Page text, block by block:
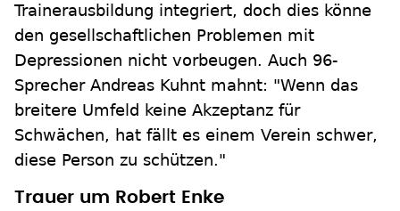
Trainerausbildung integriert, doch dies könne
den gesellschaftlichen Problemen mit
Depressionen nicht vorbeugen. Auch 96-
Sprecher Andreas Kuhnt mahnt: "Wenn das
breitere Umfeld keine Akzeptanz für
Schwächen, hat fällt es einem Verein schwer,
diese Person zu schützen."
Trauer um Robert Enke